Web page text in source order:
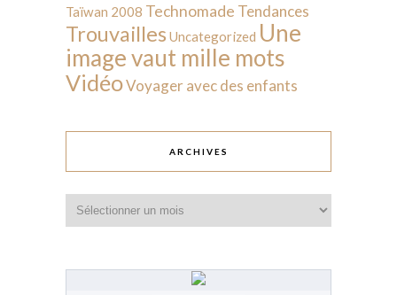
Taïwan 2008 Technomade Tendances
Trouvailles Uncategorized Une
image vaut mille mots
VidéoVoyager avec des enfants
ARCHIVES